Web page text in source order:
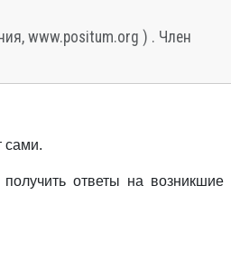
www.positum.org ) . Член
сами.
ответы на возникшие